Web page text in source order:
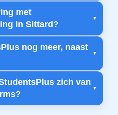
met
in Sittard?
nog meer, naast
zich van